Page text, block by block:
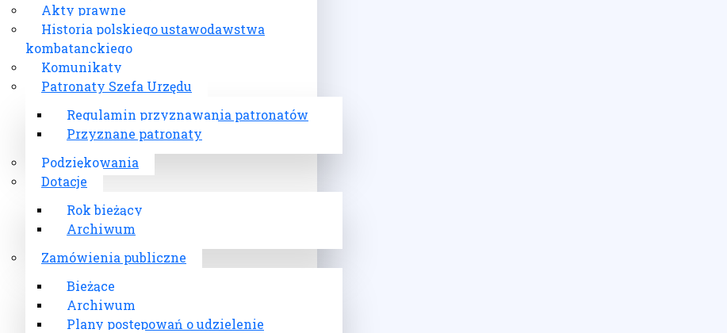
Akty prawne
Historia polskiego ustawodawstwa
kombatanckiego
Komunikaty
Patronaty Szefa Urzędu
Regulamin przyznawania patronatów
Przyznane patronaty
Podziękowania
Dotacje
Rok bieżący
Archiwum
Zamówienia publiczne
Bieżące
Archiwum
Plany postępowań o udzielenie